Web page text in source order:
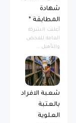
شهادة
المطابقة *
أعلنت الشركة
العامة للفحص
والتأهيل...
شعبة الافراد
بالعتبة
العلوية